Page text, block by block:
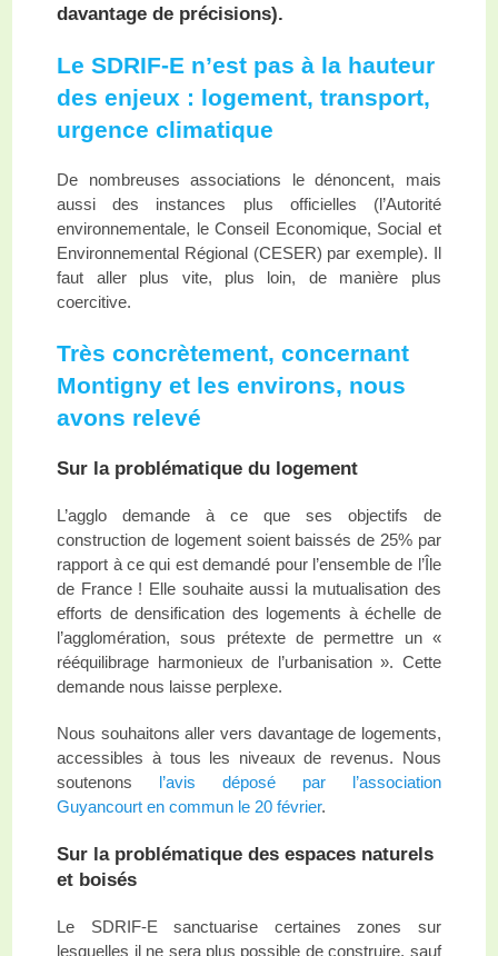
davantage de précisions).
Le SDRIF-E n’est pas à la hauteur
des enjeux : logement, transport,
urgence climatique
De nombreuses associations le dénoncent, mais
aussi des instances plus officielles (l’Autorité
environnementale, le Conseil Economique, Social et
Environnemental Régional (CESER) par exemple). Il
faut aller plus vite, plus loin, de manière plus
coercitive.
Très concrètement, concernant
Montigny et les environs, nous
avons relevé
Sur la problématique du logement
L’agglo demande à ce que ses objectifs de
construction de logement soient baissés de 25% par
rapport à ce qui est demandé pour l’ensemble de l’Île
de France ! Elle souhaite aussi la mutualisation des
efforts de densification des logements à échelle de
l’agglomération, sous prétexte de permettre un «
rééquilibrage harmonieux de l’urbanisation ». Cette
demande nous laisse perplexe.
Nous souhaitons aller vers davantage de logements,
accessibles à tous les niveaux de revenus. Nous
soutenons l’avis déposé par l’association
Guyancourt en commun le 20 février.
Sur la problématique des espaces naturels
et boisés
Le SDRIF-E sanctuarise certaines zones sur
lesquelles il ne sera plus possible de construire, sauf